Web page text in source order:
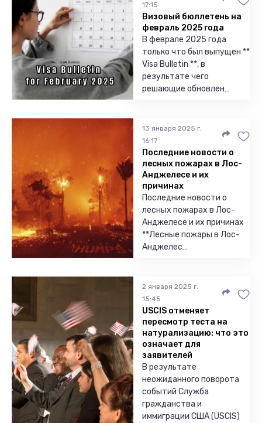
17:15
Визовый бюллетень на
февраль 2025 года
В феврале 2025 года
только что был выпущен **
Visa Bulletin **, в
результате чего
решающие обновлен…
13 января 2025 г.
16:17
Последние новости о
лесных пожарах в Лос-
Анджелесе и их
причинах
Последние новости о
лесных пожарах в Лос-
Анджелесе и их причинах
**Лесные пожары в Лос-
Анджелес…
2 января 2025 г.
15:45
USCIS отменяет
пересмотр теста на
натурализацию: что это
означает для
заявителей
В результате
неожиданного поворота
событий Служба
гражданства и
иммиграции США (USCIS)